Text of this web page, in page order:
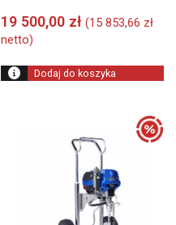
19 500,00 zł (15 853,66 zł
netto)
Dodaj do koszyka